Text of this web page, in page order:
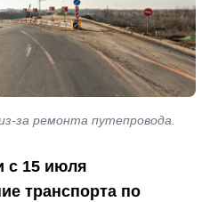
за ремонта путепровода.
с 15 июля
транспорта по